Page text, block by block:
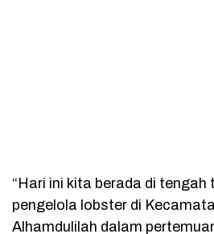
“Hari ini kita berada di tengah
pengelola lobster di
Alhamdulilah dalam